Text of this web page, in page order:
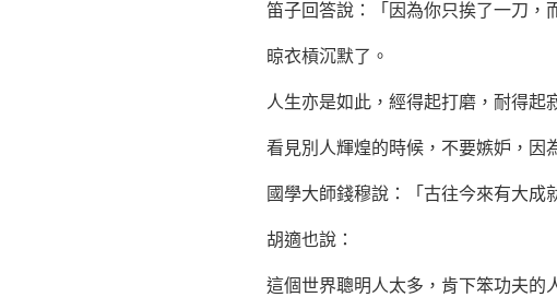
笛子回答說：「因為你只挨了一刀，而
晾衣槓沉默了。
人生亦是如此，經得起打磨，耐得起寂
看見別人輝煌的時候，不要嫉妒，因
國學大師錢穆說：「古往今來有大成就
胡適也說：
這個世界聰明人太多，肯下笨功夫的